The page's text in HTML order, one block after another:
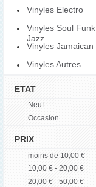
Vinyles Electro
Vinyles Soul Funk
Jazz
Vinyles Jamaican
Vinyles Autres
ETAT
Neuf
Occasion
PRIX
moins de 10,00 €
10,00 € - 20,00 €
20,00 € - 50,00 €